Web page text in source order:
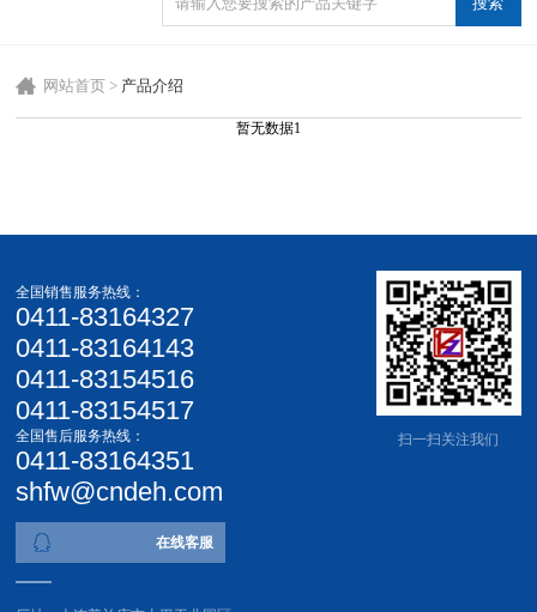
网站首页 > 产品介绍
暂无数据1
扫一扫关注我们
全国销售服务热线：
0411-83164327
0411-83164143
0411-83154516
0411-83154517
全国售后服务热线：
0411-83164351
shfw@cndeh.com
在线客服